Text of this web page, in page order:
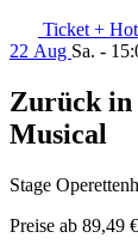
Ticket +
22 Aug Sa. -
Zurück in
Musical
Stage
Preise ab 89,49 €